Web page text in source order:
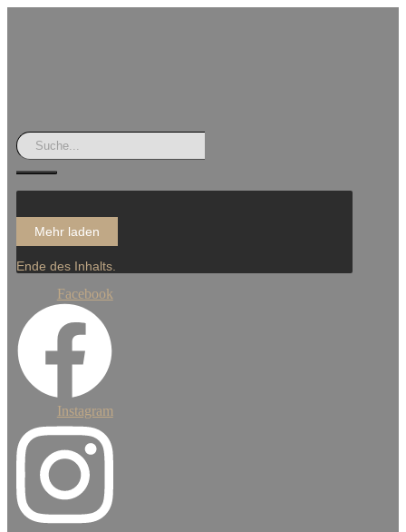
Mehr laden
Ende des Inhalts.
Facebook
Instagram